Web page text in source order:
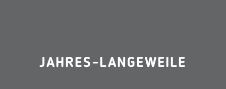
JAHRES-LANGEWEILE